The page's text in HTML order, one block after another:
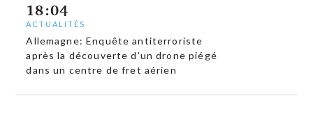
18:04
ACTUALITÉS
Allemagne: Enquête antiterroriste
après la découverte d’un drone piégé
dans un centre de fret aérien